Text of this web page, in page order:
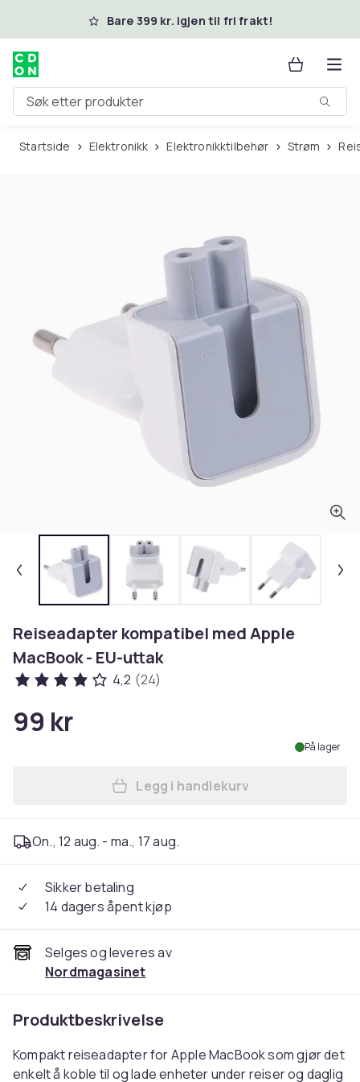
Hopp til hovedinnholdBare 399 kr. igjen til fri frakt!
Søk etter produkter
Startside Elektronikk Elektronikktilbehør Strøm
Reiseadapter kompatibel med Apple
MacBook - EU-uttak
4,2 (24)
99 kr
På lager
Legg Reiseadapter
Legg i handlekurv
On., 12 aug. - ma., 17 aug.
Sikker betaling
14 dagers åpent kjøp
Selges og leveres av
Nordmagasinet
Produktbeskrivelse
Kompakt reiseadapter for Apple MacBook som gjør det
enkelt å koble til og lade enheter under reiser og daglig